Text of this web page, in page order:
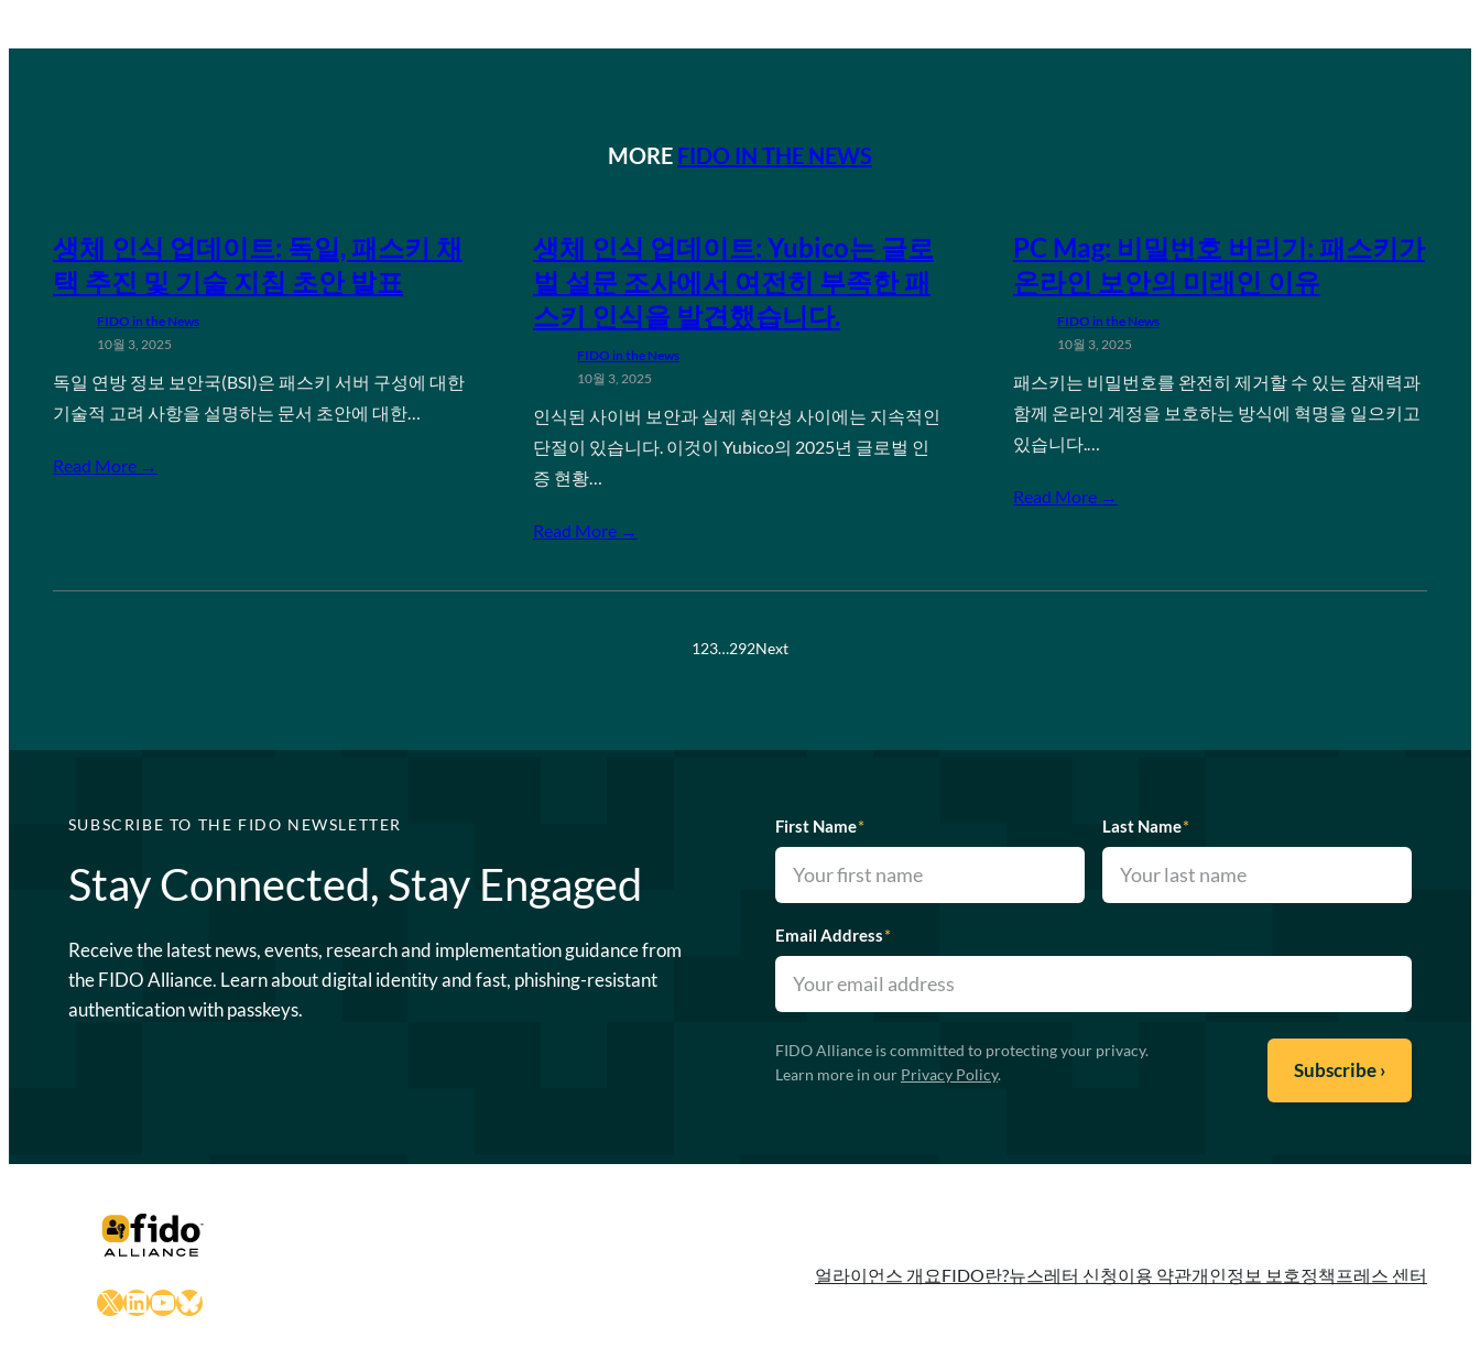
MORE FIDO IN THE NEWS
생체 인식 업데이트: 독일, 패스키 채
택 추진 및 기술 지침 초안 발표
FIDO in the News
10월 3, 2025
독일 연방 정보 보안국(BSI)은 패스키 서버 구성에 대한
기술적 고려 사항을 설명하는 문서 초안에 대한…
Read More →
생체 인식 업데이트: Yubico는 글로
벌 설문 조사에서 여전히 부족한 패
스키 인식을 발견했습니다.
FIDO in the News
10월 3, 2025
인식된 사이버 보안과 실제 취약성 사이에는 지속적인
단절이 있습니다. 이것이 Yubico의 2025년 글로벌 인
증 현황…
Read More →
PC Mag: 비밀번호 버리기: 패스키가
온라인 보안의 미래인 이유
FIDO in the News
10월 3, 2025
패스키는 비밀번호를 완전히 제거할 수 있는 잠재력과
함께 온라인 계정을 보호하는 방식에 혁명을 일으키고
있습니다.…
Read More →
123…292Next
SUBSCRIBE TO THE FIDO NEWSLETTER
Stay Connected, Stay Engaged
Receive the latest news, events, research and implementation guidance from
the FIDO Alliance. Learn about digital identity and fast, phishing-resistant
authentication with passkeys.
First Name* Last Name*
Email Address*
FIDO Alliance is committed to protecting your privacy.
Learn more in our Privacy Policy.
X LinkedIn
YouTube
Bluesky
얼라이언스 개요FIDO란?뉴스레터 신청이용 약관개인정보 보호정책 프레스 센터